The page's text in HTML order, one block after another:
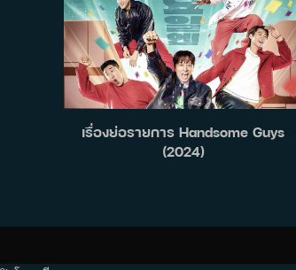
เรื่องย่อรายการ Handsome Guys
(2024)